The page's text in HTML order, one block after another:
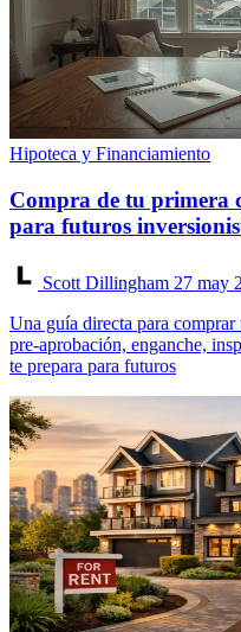
Hipoteca y Financiamiento
Compra de tu primera
para futuros
Scott Dillingham 27 may
Una guía directa para
pre-aprobación, enganche,
te prepara para futuros